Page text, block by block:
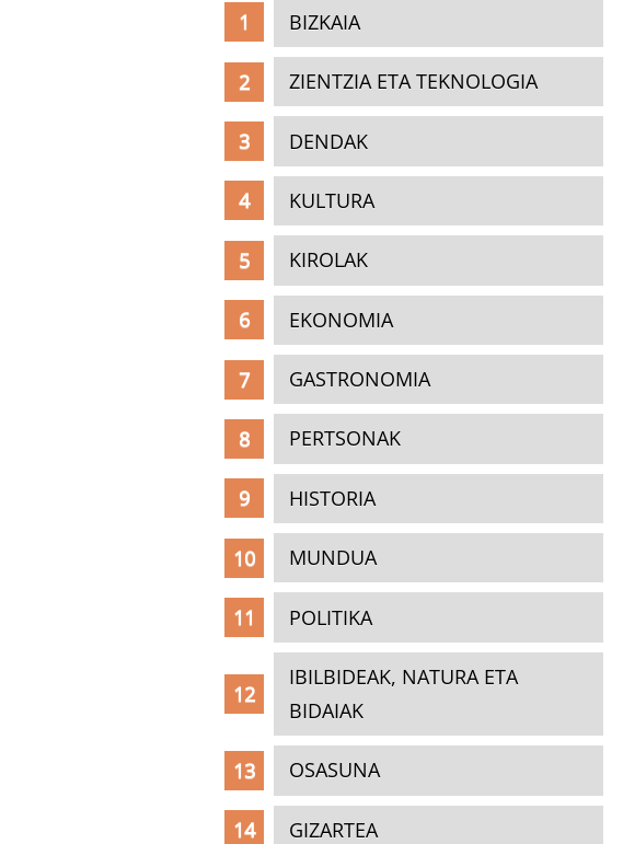
BIZKAIA
ZIENTZIA ETA TEKNOLOGIA
DENDAK
KULTURA
KIROLAK
EKONOMIA
GASTRONOMIA
PERTSONAK
HISTORIA
MUNDUA
POLITIKA
IBILBIDEAK, NATURA ETA
BIDAIAK
OSASUNA
GIZARTEA